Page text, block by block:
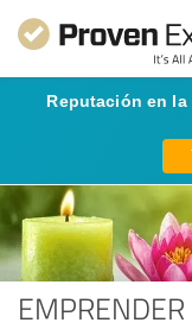
Reputación en
EMPRENDER